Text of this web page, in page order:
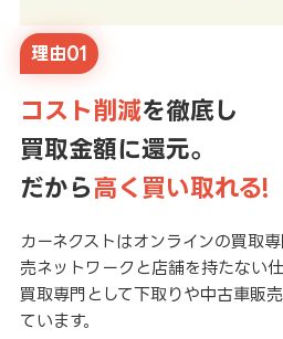
理由01
コスト削減を徹底し
買取金額に還元。
だから高く買い取れる!
カーネクストはオンラインの買取
売ネットワークと店舗を持たない
買取専門として下取りや中古車販
ています。